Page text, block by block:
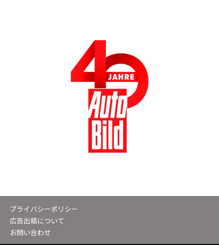
プライバシーポリシー
広告出稿について
お問い合わせ